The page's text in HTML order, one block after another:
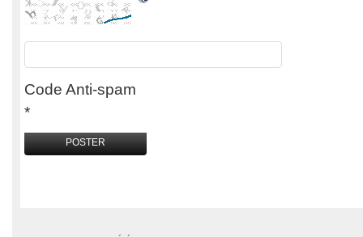
Code Anti-spam
*